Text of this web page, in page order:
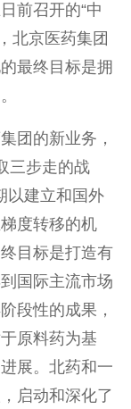
前召开的“中
北京医药集团
最终目标是拥
团的新业务，
三步走的战
以建立和国外
度转移的机
目标是打造有
国际主流市场
段性的成果，
原料药为基
展。北药和一
启动和深化了